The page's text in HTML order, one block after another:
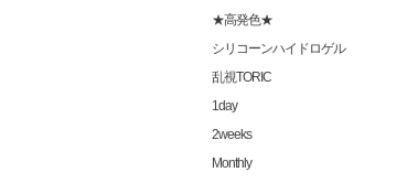
★高発色★
シリコーンハイドロゲル
乱視TORIC
1day
2weeks
Monthly